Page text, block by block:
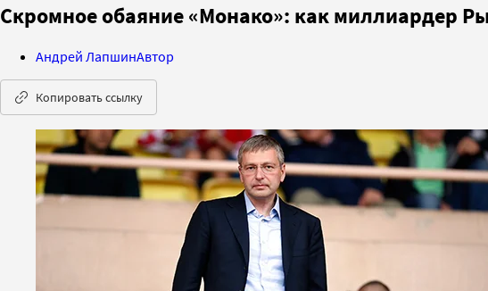
Скромное обаяние «Монако»: как миллиардер
Андрей ЛапшинАвтор
Копировать ссылку